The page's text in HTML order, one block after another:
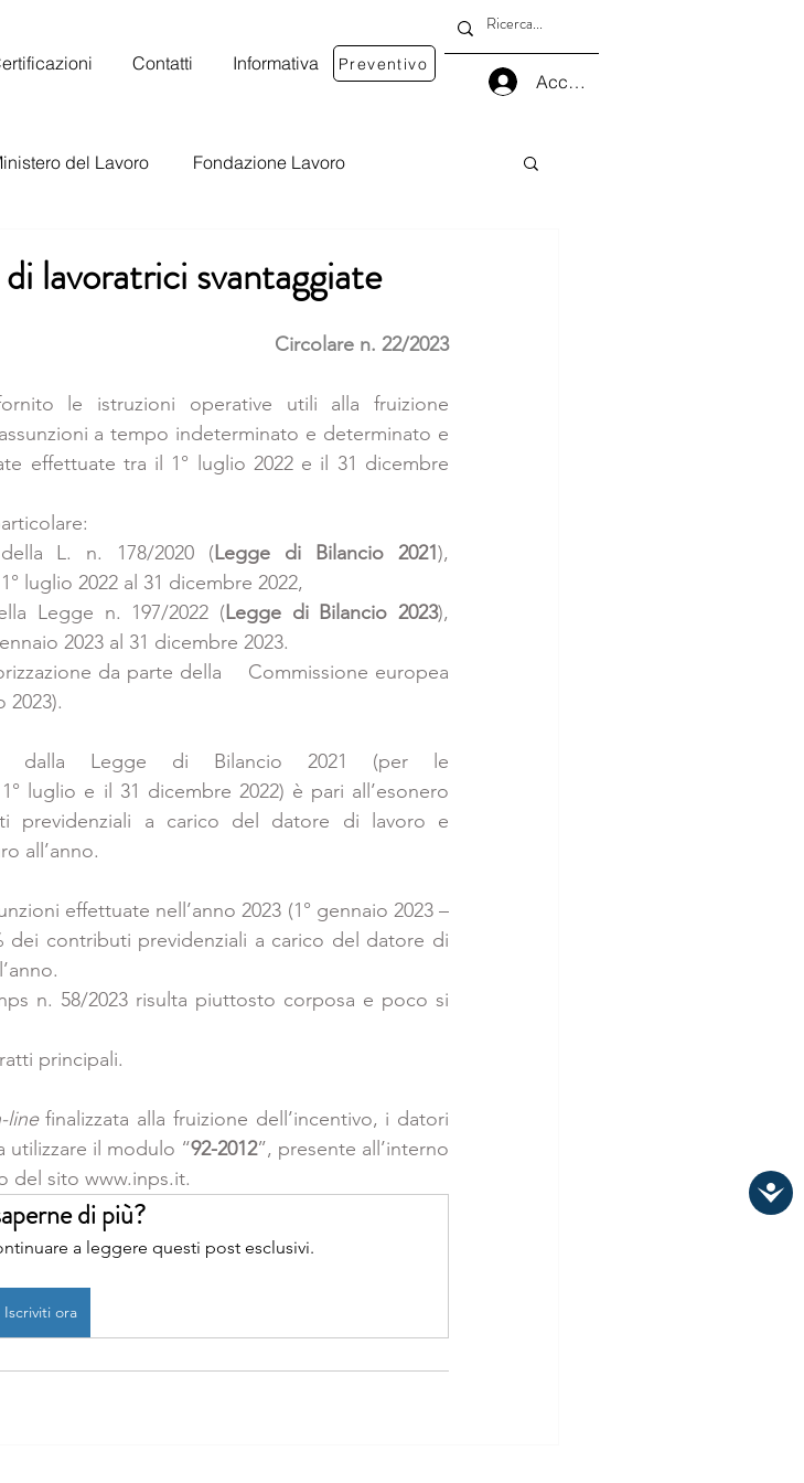
Contatti Informativa Preventivo
Accedi
del Lavoro Fondazione Lavoro
lavoratrici svantaggiate
Circolare n. 22/2023
le istruzioni operative utili alla fruizione
a tempo indeterminato e determinato e
effettuate tra il 1° luglio 2022 e il 31 dicembre
L. n. 178/2020 (Legge di Bilancio 2021),
luglio 2022 al 31 dicembre 2022,
Legge n. 197/2022 (Legge di Bilancio 2023),
2023 al 31 dicembre 2023.
da parte della    Commissione europea
2023).
dalla Legge di Bilancio 2021 (per le
luglio e il 31 dicembre 2022) è pari all’esonero
previdenziali a carico del datore di lavoro e
all’anno.
effettuate nell’anno 2023 (1° gennaio 2023 –
dei contributi previdenziali a carico del datore di
n. 58/2023 risulta piuttosto corposa e poco si
principali.
line finalizzata alla fruizione dell’incentivo, i datori
utilizzare il modulo “92-2012”, presente all’interno
del sito www.inps.it.
di più?
a leggere questi post esclusivi.
Iscriviti ora